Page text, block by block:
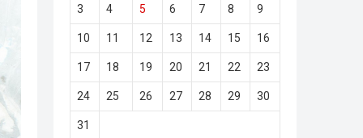
3 4 5 6 7 8 9
10 11 12 13 14 15 16
17 18 19 20 21 22 23
24 25 26 27 28 29 30
31